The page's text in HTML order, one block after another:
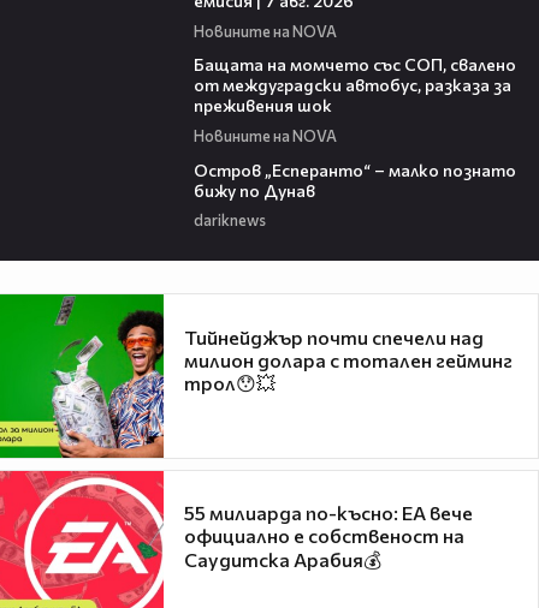
Новините на NOVA
Бащата на момчето със СОП, свалено
от междуградски автобус, разказа за
преживения шок
Новините на NOVA
Остров „Есперанто“ – малко познато
бижу по Дунав
dariknews
Тийнейджър почти спечели над
милион долара с тотален гейминг
трол😯💥
55 милиарда по-късно: EA вече
официално е собственост на
Саудитска Арабия💰